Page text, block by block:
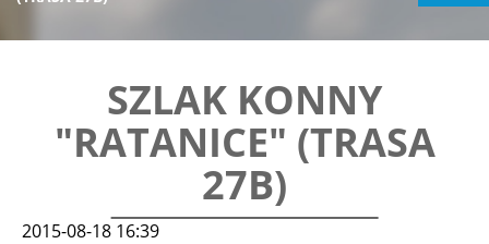
SZLAK KONNY
"RATANICE" (TRASA
27B)
2015-08-18 16:39